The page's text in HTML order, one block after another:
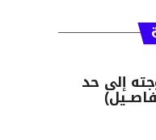
إلى حد